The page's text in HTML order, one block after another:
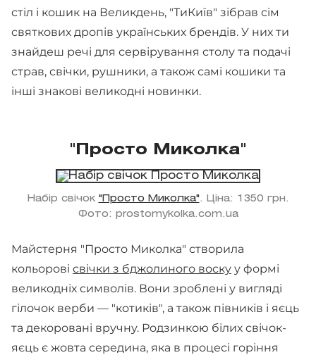
стіл і кошик на Великдень, "ТиКиїв" зібрав сім
святкових дропів українських брендів. У них ти
знайдеш речі для сервірування столу та подачі
страв, свічки, рушники, а також самі кошики та
інші знакові великодні новинки.
"Просто Миколка"
Набір свічок "Просто Миколка". Ціна: 1350 грн.
Фото: prostomykolka.com.ua
Майстерня "Просто Миколка" створила
кольорові свічки з бджолиного воску у формі
великодніх символів. Вони зроблені у вигляді
гілочок верби — "котиків", а також півників і яєць
та декоровані вручну. Родзинкою білих свічок-
яєць є жовта середина, яка в процесі горіння